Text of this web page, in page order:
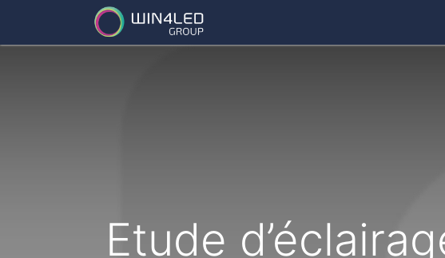
Etude